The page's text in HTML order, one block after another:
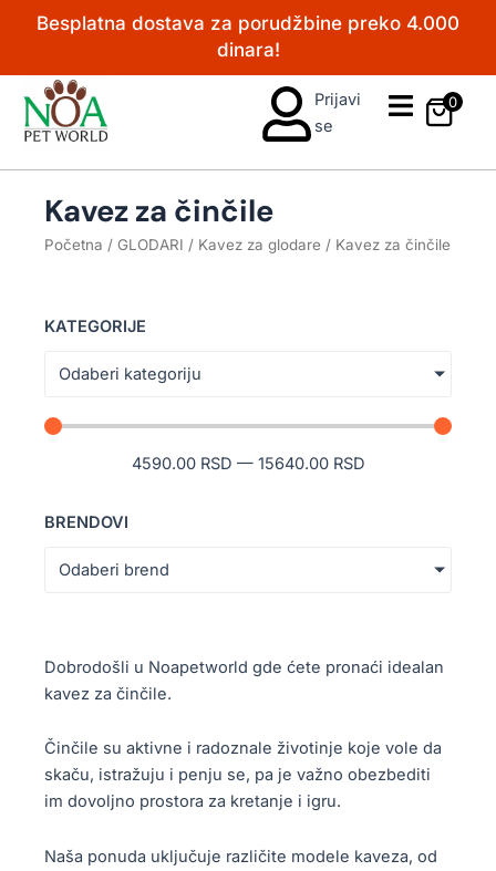
PređiBesplatna dostava za porudžbine preko 4.000
dinara!
Prijavi
se
0
Kavez za činčile
Početna / GLODARI / Kavez za glodare / Kavez za činčile
KATEGORIJE
Odaberi kategoriju
4590.00 RSD — 15640.00 RSD
BRENDOVI
Odaberi brend
Dobrodošli u Noapetworld gde ćete pronaći idealan
kavez za činčile.
Činčile su aktivne i radoznale životinje koje vole da
skaču, istražuju i penju se, pa je važno obezbediti
im dovoljno prostora za kretanje i igru.
Naša ponuda uključuje različite modele kaveza, od